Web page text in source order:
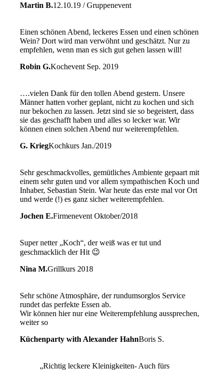
Martin B.12.10.19 / Gruppenevent
Einen schönen Abend, leckeres Essen und einen schönen
Wein? Dort wird man verwöhnt und geschätzt. Nur zu
empfehlen, wenn man es sich gut gehen lassen will!
Robin G.Kochevent Sep. 2019
….vielen Dank für den tollen Abend gestern. Unsere
Männer hatten vorher geplant, nicht zu kochen und sich
nur bekochen zu lassen. Jetzt sind sie so begeistert, dass
sie das geschafft haben und alles so lecker war. Wir
können einen solchen Abend nur weiterempfehlen.
G. KriegKochkurs Jan./2019
Sehr geschmackvolles, gemütliches Ambiente gepaart mit
einem sehr guten und vor allem sympathischen Koch und
Inhaber, Sebastian Stein. War heute das erste mal vor Ort
und werde (!) es ganz sicher weiterempfehlen.
Jochen E.Firmenevent Oktober/2018
Super netter „Koch“, der weiß was er tut und
geschmacklich der Hit 😉
Nina M.Grillkurs 2018
Sehr schöne Atmosphäre, der rundumsorglos Service
rundet das perfekte Essen ab.
Wir können hier nur eine Weiterempfehlung aussprechen,
weiter so
Küchenparty with Alexander HahnBoris S.
„Richtig leckere Kleinigkeiten- Auch fürs